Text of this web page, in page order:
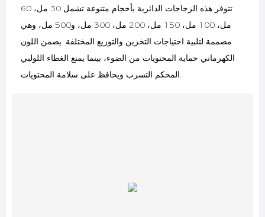
تتوفر هذه الزجاجات الدائرية بأحجام متنوعة تشمل 30 مل، 60
مل، 100 مل، 150 مل، 200 مل، 300 مل، و500 مل، وهي
مصممة لتلبية احتياجات التخزين والتوزيع المختلفة. يضمن اللون
الكهرماني حماية المحتويات من الضوء، بينما يمنع الغطاء اللولبي
المحكم التسرب ويحافظ على سلامة المحتويات.